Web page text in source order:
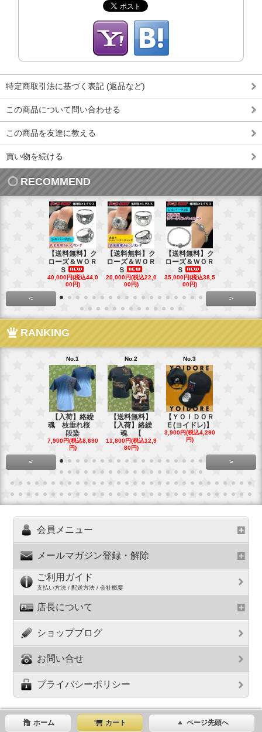
特定商取引法に基づく表記 (返品など)
この商品について問い合わせる
この商品を友達に教える
買い物を続ける
RECOMMEND
【送料無料】ク
ローズ＆ＷＯＲ
Ｓ
40,000円(税込44,0
00円)
【送料無料】ク
ローズ＆ＷＯＲ
Ｓ
20,000円(税込22,0
00円)
【送料無料】ク
ローズ＆ＷＯＲ
Ｓ
35,000円(税込38,5
00円)
< >
RANKING
No.1
【入荷】絡繰
魂 枝垂れ桜
段染
7,900円(税込8,690
円)
No.2
【送料無料】
【入荷】絡繰
魂 【
11,800円(税込12,9
80円)
No.3
【ＹＯＩＤＯＲ
Ｅ(ヨイドレ)】
3,900円(税込4,290
円)
< >
会員メニュー
メールマガジン登録・解除
ご利用ガイド
支払い方法 / 配送方法 / 会社概要
店長について
ショップブログ
お問い合せ
プライバシーポリシー
ホーム カート ページ先頭へ